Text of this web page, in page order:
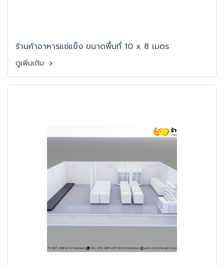
ร้านค้าอาหารแช่แข็ง ขนาดพื้นที่ 10 x 8 เมตร
ดูเพิ่มเติม